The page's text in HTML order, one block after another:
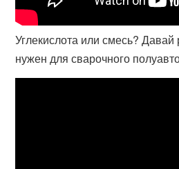
Углекислота или смесь? Давай
нужен для сварочного